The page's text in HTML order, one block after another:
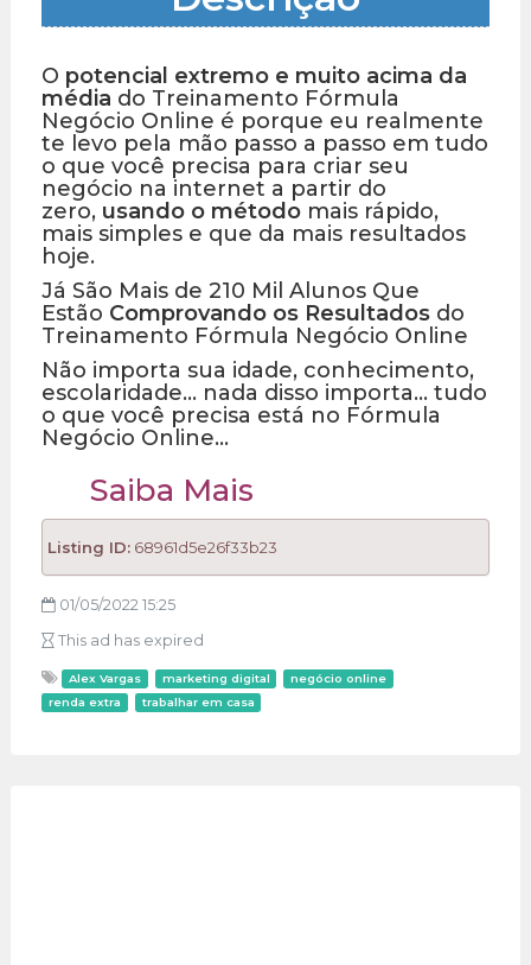
O potencial extremo e muito acima da
média do Treinamento Fórmula
Negócio Online é porque eu realmente
te levo pela mão passo a passo em tudo
o que você precisa para criar seu
negócio na internet a partir do
zero, usando o método mais rápido,
mais simples e que da mais resultados
hoje.
Já São Mais de 210 Mil Alunos Que
Estão Comprovando os Resultados do
Treinamento Fórmula Negócio Online
Não importa sua idade, conhecimento,
escolaridade… nada disso importa… tudo
o que você precisa está no Fórmula
Negócio Online…
Saiba Mais
Listing ID: 68961d5e26f33b23
01/05/2022 15:25
This ad has expired
Alex Vargas marketing digital
negócio online
renda extra
trabalhar em casa